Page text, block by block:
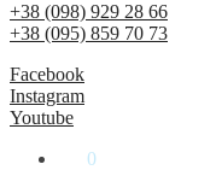
+38 (098) 929 28 66
+38 (095) 859 70 73
Facebook
Instagram
Youtube
0